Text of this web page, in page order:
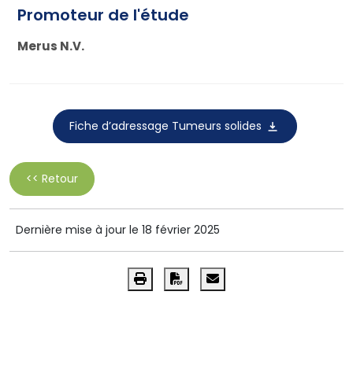
Promoteur de l'étude
Merus N.V.
Fiche d’adressage Tumeurs solides
<< Retour
Dernière mise à jour le 18 février 2025